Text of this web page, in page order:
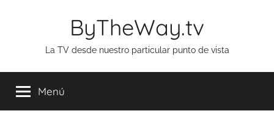
ByTheWay.tv
La TV desde nuestro particular punto de vista
Menú